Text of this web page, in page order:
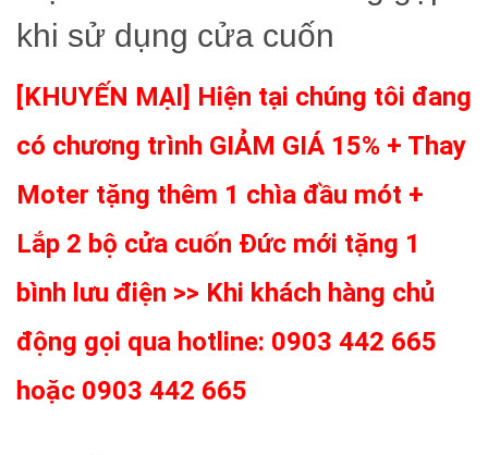
khi sử dụng cửa cuốn
[KHUYẾN MẠI] Hiện tại chúng tôi đang
có chương trình GIẢM GIÁ 15% + Thay
Moter tặng thêm 1 chìa đầu mót +
Lắp 2 bộ cửa cuốn Đức mới tặng 1
bình lưu điện >> Khi khách hàng chủ
động gọi qua hotline: 0903 442 665
hoặc 0903 442 665